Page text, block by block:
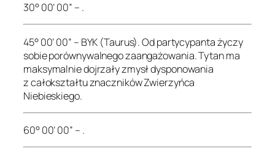
30° 00’ 00” – .
45° 00’ 00” – BYK (Taurus). Od partycypanta życzy
sobie porównywalnego zaangażowania. Tytan ma
maksymalnie dojrzały zmysł dysponowania
z całokształtu znaczników Zwierzyńca
Niebieskiego.
60° 00’ 00” – .